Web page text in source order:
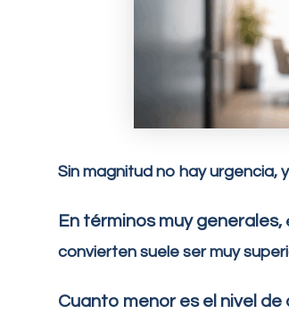
Sin magnitud no hay urgencia,
En términos muy generales,
convierten suele ser muy
Cuanto menor es el nivel